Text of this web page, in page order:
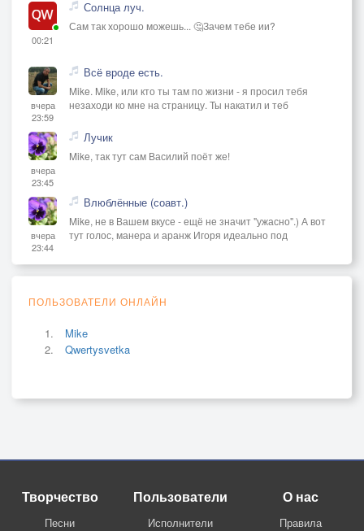
00:21
Солнца луч.
Сам так хорошо можешь... 🤔Зачем тебе ии?
вчера
23:59
Всё вроде есть.
Mike. Mike, или кто ты там по жизни - я просил тебя
незаходи ко мне на страницу. Ты накатил и теб
вчера
23:45
Лучик
Mike, так тут сам Василий поёт же!
вчера
23:44
Влюблённые (соавт.)
Mike, не в Вашем вкусе - ещё не значит "ужасно".) А вот
тут голос, манера и аранж Игоря идеально под
ПОЛЬЗОВАТЕЛИ ОНЛАЙН
Mike
Qwertysvetka
Творчество
Песни
Пользователи
Исполнители
О нас
Правила